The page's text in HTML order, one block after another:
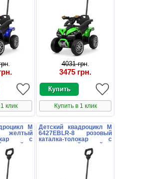
.
.
клик
4031 грн.
3475 грн.
Купить в 1 клик
M
желтый
с
ручкой
Детский квадроцикл M
6427EBLR-8 розовый
каталка-толокар с
родительской ручкой